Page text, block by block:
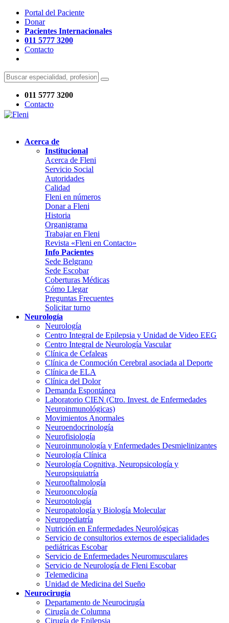
Portal del Paciente
Donar
Pacientes Internacionales
011 5777 3200
Contacto
011 5777 3200
Contacto
Acerca de
Institucional
Acerca de Fleni
Servicio Social
Autoridades
Calidad
Fleni en números
Donar a Fleni
Historia
Organigrama
Trabajar en Fleni
Revista «Fleni en Contacto»
Info Pacientes
Sede Belgrano
Sede Escobar
Coberturas Médicas
Cómo Llegar
Preguntas Frecuentes
Solicitar turno
Neurología
Neurología
Centro Integral de Epilepsia y Unidad de Video EEG
Centro Integral de Neurología Vascular
Clínica de Cefaleas
Clínica de Conmoción Cerebral asociada al Deporte
Clínica de ELA
Clínica del Dolor
Demanda Espontánea
Laboratorio CIEN (Ctro. Invest. de Enfermedades
Neuroinmunológicas)
Movimientos Anormales
Neuroendocrinología
Neurofisiología
Neuroinmunología y Enfermedades Desmielinizantes
Neurología Clínica
Neurología Cognitiva, Neuropsicología y
Neuropsiquiatría
Neurooftalmología
Neurooncología
Neurootología
Neuropatología y Biología Molecular
Neuropediatría
Nutrición en Enfermedades Neurológicas
Servicio de consultorios externos de especialidades
pediátricas Escobar
Servicio de Enfermedades Neuromusculares
Servicio de Neurología de Fleni Escobar
Telemedicina
Unidad de Medicina del Sueño
Neurocirugía
Departamento de Neurocirugía
Cirugía de Columna
Cirugía de Epilepsia